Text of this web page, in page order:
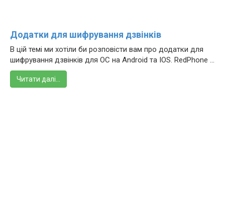
Додатки для шифрування дзвінків
В цій темі ми хотіли би розповісти вам про додатки для
шифрування дзвінків для ОС на Android та IOS. RedPhone ...
Читати далі…